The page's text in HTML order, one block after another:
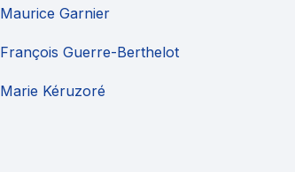
Maurice Garnier
François Guerre-Berthelot
Marie Kéruzoré